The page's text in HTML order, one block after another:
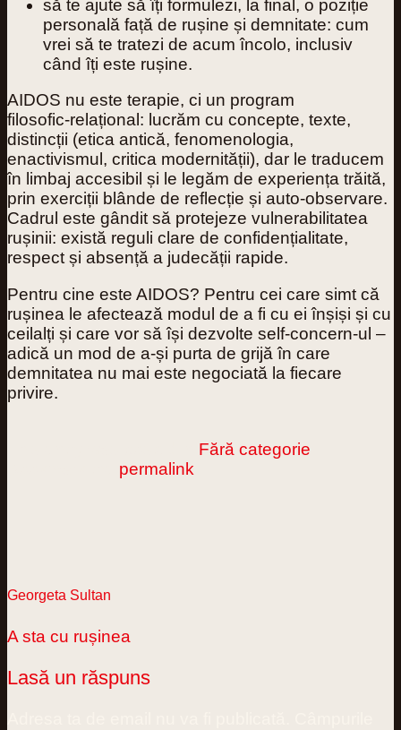
să te ajute să îți formulezi, la final, o poziție
personală față de rușine și demnitate: cum
vrei să te tratezi de acum încolo, inclusiv
când îți este rușine.
AIDOS nu este terapie, ci un program
filosofic‑relațional : lucrăm cu concepte, texte,
distincții (etica antică, fenomenologia,
enactivismul, critica modernității), dar le traducem
în limbaj accesibil și le legăm de experiența trăită,
prin exerciții blânde de reflecție și auto‑observare.
Cadrul este gândit să protejeze vulnerabilitatea
rușinii: există reguli clare de confidențialitate,
respect și absență a judecății rapide.
Pentru cine este AIDOS? Pentru cei care simt că
rușinea le afectează modul de a fi cu ei înșiși și cu
ceilalți și care vor să își dezvolte self‑concern‑ul –
adică un mod de a‑și purta de grijă în care
demnitatea nu mai este negociată la fiecare
privire.
Fără categorie
permalink
Georgeta Sultan
A sta cu rușinea
Lasă un răspuns